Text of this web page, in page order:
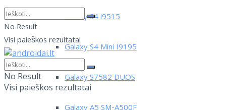
Galaxy S4 i9515
Galaxy S4 Mini I9195
Galaxy S7582 DUOS
No Result
Visi paieškos rezultatai
No Result
Visi paieškos rezultatai